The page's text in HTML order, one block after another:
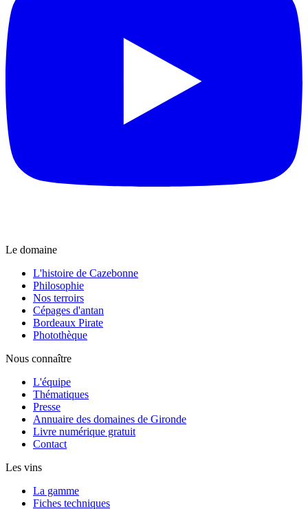
Le domaine
L'histoire de Cazebonne
Philosophie
Nos terroirs
Cépages d'antan
Bordeaux Pirate
Photothèque
Nous connaître
L'équipe
Thématiques
Presse
Annuaire des domaines de Gironde
Livre numérique gratuit
Contact
Les vins
La gamme
Fiches techniques